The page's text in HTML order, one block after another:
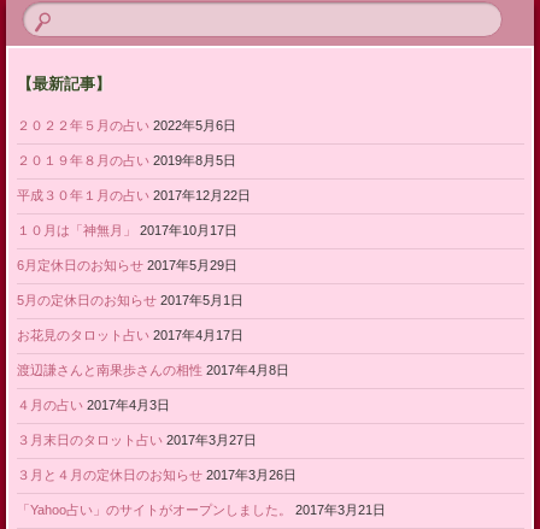
【最新記事】
２０２２年５月の占い 2022年5月6日
２０１９年８月の占い 2019年8月5日
平成３０年１月の占い 2017年12月22日
１０月は「神無月」 2017年10月17日
6月定休日のお知らせ 2017年5月29日
5月の定休日のお知らせ 2017年5月1日
お花見のタロット占い 2017年4月17日
渡辺謙さんと南果歩さんの相性 2017年4月8日
４月の占い 2017年4月3日
３月末日のタロット占い 2017年3月27日
３月と４月の定休日のお知らせ 2017年3月26日
「Yahoo占い」のサイトがオープンしました。 2017年3月21日